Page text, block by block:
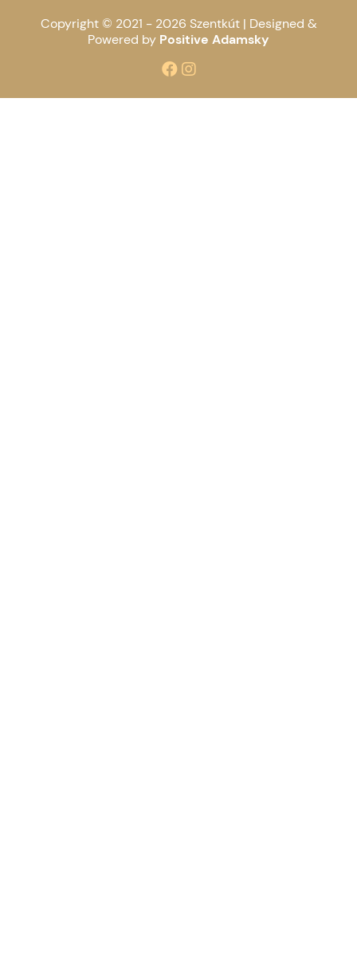
Copyright © 2021 - 2026 Szentkút | Designed &
Powered by Positive Adamsky